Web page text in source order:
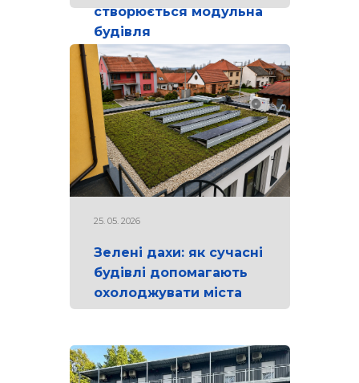
створюється модульна
будівля
25. 05. 2026
Зелені дахи: як сучасні
будівлі допомагають
охолоджувати міста